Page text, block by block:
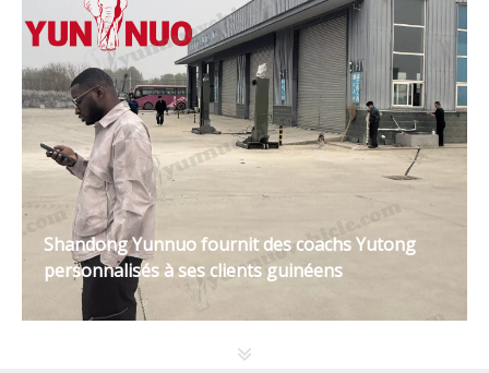
Shandong Yunnuo fournit des coachs Yutong
personnalisés à ses clients guinéens